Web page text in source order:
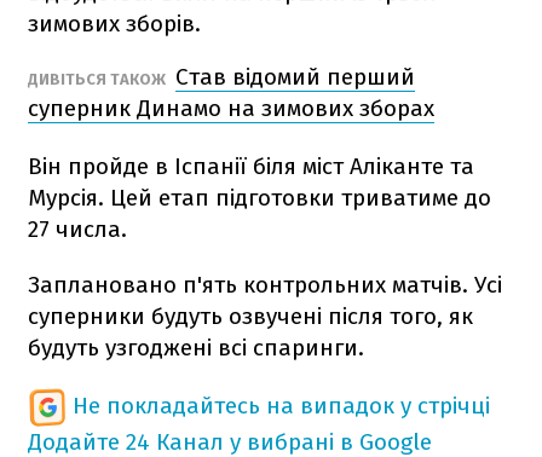
зимових зборів.
ДИВІТЬСЯ ТАКОЖ Став відомий перший
суперник Динамо на зимових зборах
Він пройде в Іспанії біля міст Аліканте та
Мурсія. Цей етап підготовки триватиме до
27 числа.
Заплановано п'ять контрольних матчів. Усі
суперники будуть озвучені після того, як
будуть узгоджені всі спаринги.
Не покладайтесь на випадок у стрічці
Додайте 24 Канал у вибрані в Google